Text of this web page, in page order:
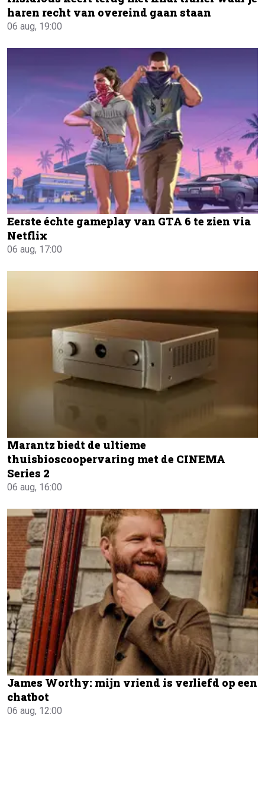
haren recht van overeind gaan staan
06 aug, 19:00
Eerste échte gameplay van GTA 6 te zien via
Netflix
06 aug, 17:00
Marantz biedt de ultieme
thuisbioscoopervaring met de CINEMA
Series 2
06 aug, 16:00
James Worthy: mijn vriend is verliefd op een
chatbot
06 aug, 12:00